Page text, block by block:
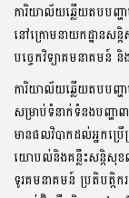
ការិយាល័យឆ្លើយតបបញ្ហ
នៅក្រោមនាយកដ្ឋានសន្តិ
បច្ចេកវិទ្យាគមនាគម
ការិយាល័យឆ្លើយតបបញ្ហ
សម្រាប់ទំនាក់ទំនងបញ្ហា
មានផលវិបាកដល់អ្នកប្
យោបល់និងគន្លឹះសន្តិសុ
ទូរគមនាគមន៍ ប្រតិបត្តិ